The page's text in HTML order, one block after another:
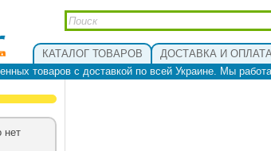
КАТАЛОГ ТОВАРОВ ДОСТАВКА И
товаров с доставкой по всей Украине. Мы
нет